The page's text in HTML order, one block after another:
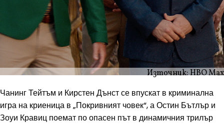
Източник: HBO Max
Чанинг Тейтъм и Кирстен Дънст се впускат в криминална
игра на криеница в „Покривният човек“, а Остин Бътлър и
Зоуи Кравиц поемат по опасен път в динамичния трилър